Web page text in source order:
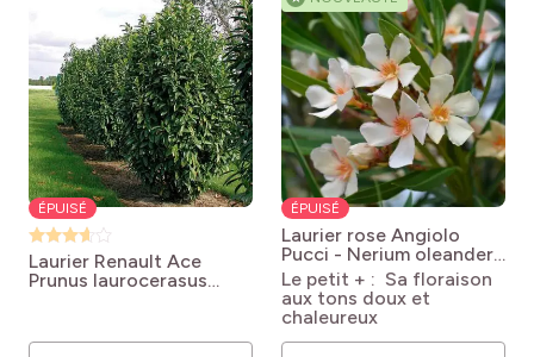
ÉPUISÉ
Laurier Renault Ace
Prunus laurocerasus
ÉPUISÉ
Laurier rose Angiolo
Pucci - Nerium oleander
Nerium oleander Angiolo
Pucci
Le petit + : Sa floraison
aux tons doux et
chaleureux